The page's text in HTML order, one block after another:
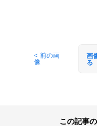
< 前の画
像
画
る
この記事